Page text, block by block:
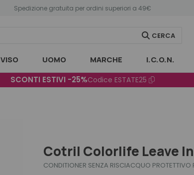
Spedizione gratuita per ordini superiori a 49€
CERCA
VISO UOMO MARCHE I.C.O.N.
SCONTI ESTIVI -25%Codice ESTATE25
Cotril Colorlife Leave
CONDITIONER SENZA RISCIACQUO PROTETTIVO